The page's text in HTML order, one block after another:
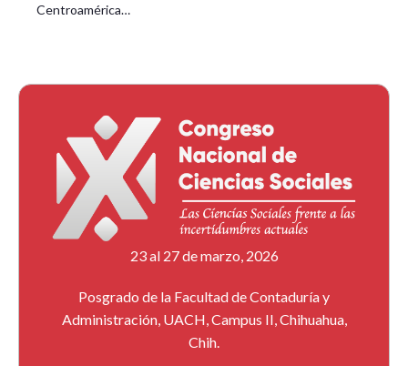
Centroamérica…
23 al 27 de marzo, 2026
Posgrado de la Facultad de Contaduría y
Administración, UACH, Campus II, Chihuahua,
Chih.